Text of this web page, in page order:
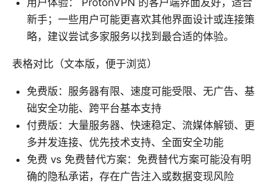
新手；一些用户可能更喜欢其他界面设计或连接策
略，建议尝试多家服务以找到最合适的体验。
表格对比（文本版，便于浏览）
免费版：服务器有限、速度可能受限、无广告、基
础安全功能、跨平台基本支持
付费版：大量服务器、快速稳定、流媒体解锁、更
多并发连接、优先技术支持、全面安全功能
免费 vs 免费替代方案：免费替代方案可能没有明
确的隐私承诺，存在广告注入或数据变现风险